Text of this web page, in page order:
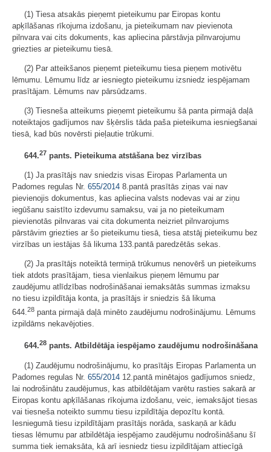
(1) Tiesa atsakās pieņemt pieteikumu par Eiropas kontu
apķīlāšanas rīkojuma izdošanu, ja pieteikumam nav pievienota
pilnvara vai cits dokuments, kas apliecina pārstāvja pilnvarojumu
griezties ar pieteikumu tiesā.
(2) Par atteikšanos pieņemt pieteikumu tiesa pieņem motivētu
lēmumu. Lēmumu līdz ar iesniegto pieteikumu izsniedz iespējamam
prasītājam. Lēmums nav pārsūdzams.
(3) Tiesneša atteikums pieņemt pieteikumu šā panta pirmajā daļā
noteiktajos gadījumos nav šķērslis tāda paša pieteikuma iesniegšanai
tiesā, kad būs novērsti pieļautie trūkumi.
644.27 pants. Pieteikuma atstāšana bez virzības
(1) Ja prasītājs nav sniedzis visas Eiropas Parlamenta un
Padomes regulas Nr. 655/2014 8.pantā prasītās ziņas vai nav
pievienojis dokumentus, kas apliecina valsts nodevas vai ar ziņu
iegūšanu saistīto izdevumu samaksu, vai ja no pieteikumam
pievienotās pilnvaras vai cita dokumenta neizriet pilnvarojums
pārstāvim griezties ar šo pieteikumu tiesā, tiesa atstāj pieteikumu bez
virzības un iestājas šā likuma 133.pantā paredzētās sekas.
(2) Ja prasītājs noteiktā termiņā trūkumus nenovērš un pieteikums
tiek atdots prasītājam, tiesa vienlaikus pieņem lēmumu par
zaudējumu atlīdzības nodrošināšanai iemaksātās summas izmaksu
no tiesu izpildītāja konta, ja prasītājs ir sniedzis šā likuma
644.28 panta pirmajā daļā minēto zaudējumu nodrošinājumu. Lēmums
izpildāms nekavējoties.
644.28 pants. Atbildētāja iespējamo zaudējumu nodrošināšana
(1) Zaudējumu nodrošinājumu, ko prasītājs Eiropas Parlamenta un
Padomes regulas Nr. 655/2014 12.pantā minētajos gadījumos sniedz,
lai nodrošinātu zaudējumus, kas atbildētājam varētu rasties sakarā ar
Eiropas kontu apķīlāšanas rīkojuma izdošanu, veic, iemaksājot tiesas
vai tiesneša noteikto summu tiesu izpildītāja depozītu kontā.
Iesniegumā tiesu izpildītājam prasītājs norāda, saskaņā ar kādu
tiesas lēmumu par atbildētāja iespējamo zaudējumu nodrošināšanu šī
summa tiek iemaksāta, kā arī iesniedz tiesu izpildītājam attiecīgā